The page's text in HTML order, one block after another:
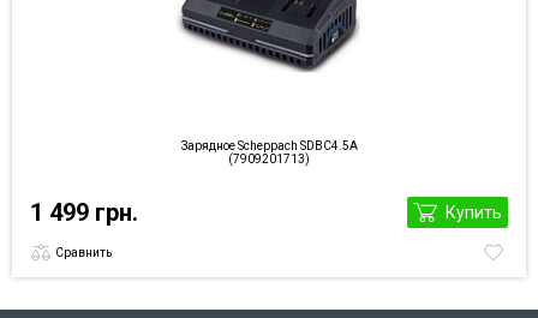
Зарядное Scheppach SDBC4.5A
(7909201713)
1 499 грн. Купить
Сравнить